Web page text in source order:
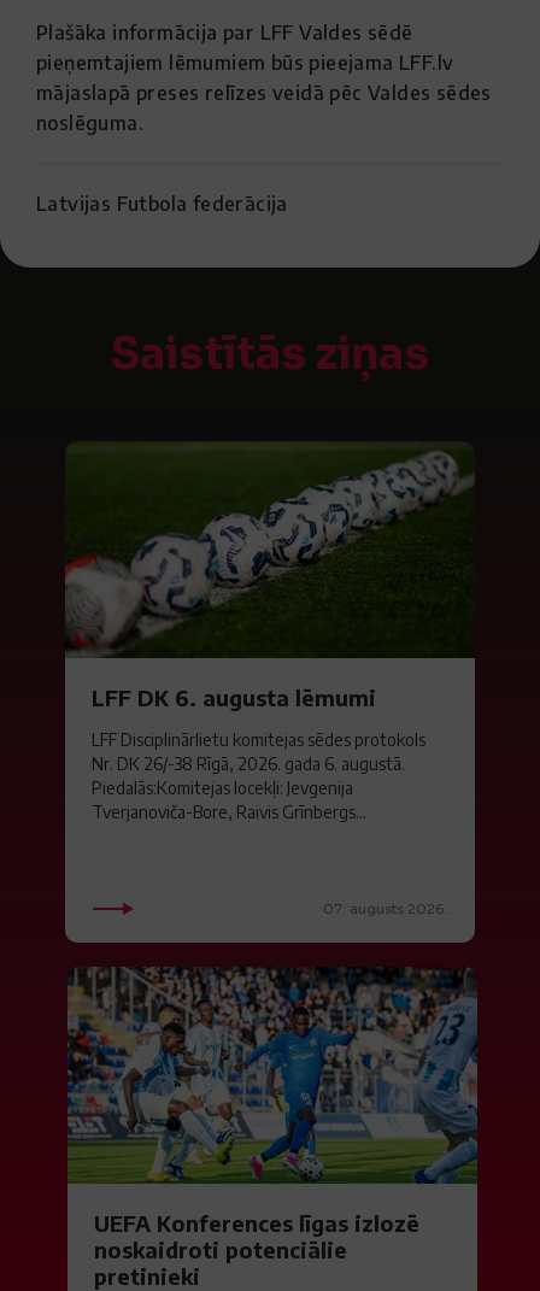
Plašāka informācija par LFF Valdes sēdē
pieņemtajiem lēmumiem būs pieejama LFF.lv
mājaslapā preses relīzes veidā pēc Valdes sēdes
noslēguma.
Latvijas Futbola federācija
Saistītās ziņas
LFF DK 6. augusta lēmumi
LFF Disciplinārlietu komitejas sēdes protokols
Nr. DK 26/-38 Rīgā, 2026. gada 6. augustā.
Piedalās:Komitejas locekļi: Jevgenija
Tverjanoviča-Bore, Raivis Grīnbergs...
07. augusts 2026.
UEFA Konferences līgas izlozē
noskaidroti potenciālie
pretinieki